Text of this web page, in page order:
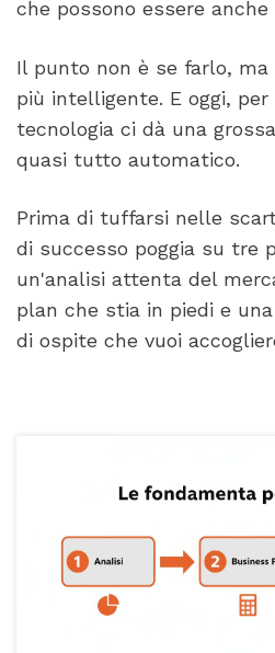
che possono essere
Il punto non è se farlo,
più intelligente. E oggi,
tecnologia ci dà una
quasi tutto automatico.
Prima di tuffarsi nelle
di successo poggia su tre
un'analisi attenta del
plan che stia in piedi e
di ospite che vuoi